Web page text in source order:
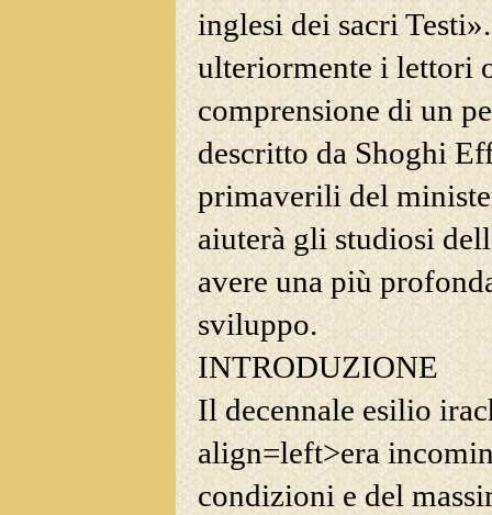
inglesi dei sacri
ulteriormente i lettori
comprensione di un
descritto da Shoghi
primaverili del
aiuterà gli studiosi
avere una più
sviluppo.
INTRODUZIONE
Il decennale esilio
align=left>era
condizioni e del